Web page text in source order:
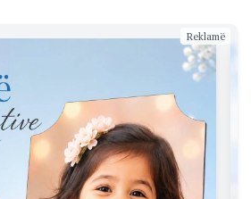
Reklamë